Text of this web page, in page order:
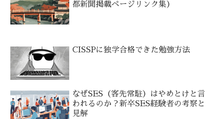
都新聞掲載ページリンク集）
CISSPに独学合格できた勉強方法
なぜSES（客先常駐）はやめとけと言
われるのか？新卒SES経験者の考察と
見解